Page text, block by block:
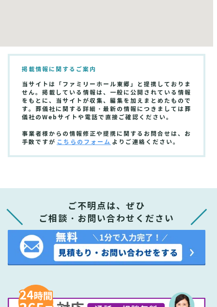
掲載情報に関するご案内
当サイトは「ファミリーホール東郷」と提携しておりま
せん。掲載している情報は、一般に公開されている情報
をもとに、当サイトが収集、編集を加えまとめたもので
す。葬儀社に関する詳細・最新の情報につきましては葬
儀社のWebサイトや電話で直接ご確認ください。
事業者様からの情報修正や提携に関するお問合せは、お
手数ですが こちらのフォーム よりご連絡ください。
ご不明点は、ぜひ
ご相談・お問い合わせください